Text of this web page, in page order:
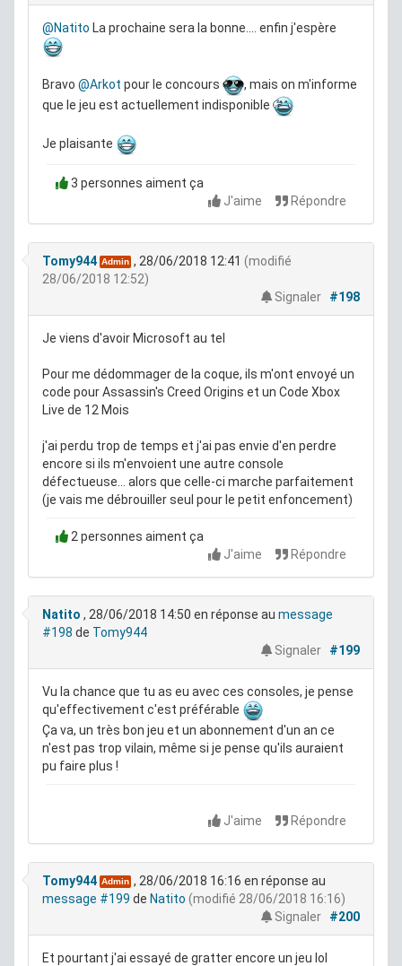
@Natito La prochaine sera la bonne.... enfin j'espère
Bravo @Arkot pour le concours
, mais on m'informe
que le jeu est actuellement indisponible
Je plaisante
3 personnes aiment ça
J'aime
Répondre
Tomy944 Admin , 28/06/2018 12:41 (modifié
28/06/2018 12:52)
Signaler
#198
Je viens d'avoir Microsoft au tel
Pour me dédommager de la coque, ils m'ont envoyé un
code pour Assassin's Creed Origins et un Code Xbox
Live de 12 Mois
j'ai perdu trop de temps et j'ai pas envie d'en perdre
encore si ils m'envoient une autre console
défectueuse... alors que celle-ci marche parfaitement
(je vais me débrouiller seul pour le petit enfoncement)
2 personnes aiment ça
J'aime
Répondre
Natito , 28/06/2018 14:50 en réponse au message
#198 de Tomy944
Signaler
#199
Vu la chance que tu as eu avec ces consoles, je pense
qu'effectivement c'est préférable
Ça va, un très bon jeu et un abonnement d'un an ce
n'est pas trop vilain, même si je pense qu'ils auraient
pu faire plus !
J'aime Répondre
Tomy944 Admin , 28/06/2018 16:16 en réponse au
message #199 de Natito (modifié 28/06/2018 16:16)
Signaler
#200
Et pourtant j'ai essayé de gratter encore un jeu lol